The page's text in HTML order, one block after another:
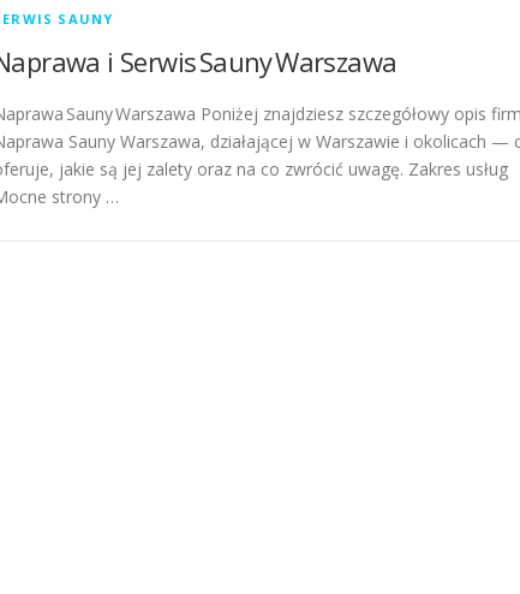
SAUNY
i Serwis Sauny Warszawa
Sauny Warszawa Poniżej znajdziesz szczegółowy opis
Sauny Warszawa, działającej w Warszawie i okolicach —
jakie są jej zalety oraz na co zwrócić uwagę. Zakres usług
strony …